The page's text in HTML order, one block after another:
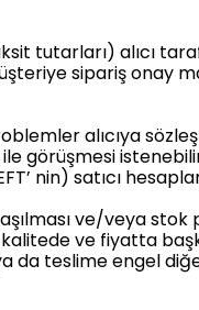
tutarları) alıcı
sipariş onay
alıcıya
görüşmesi
nin) satıcı
ve/veya stok
ve fiyatta
da teslime engel